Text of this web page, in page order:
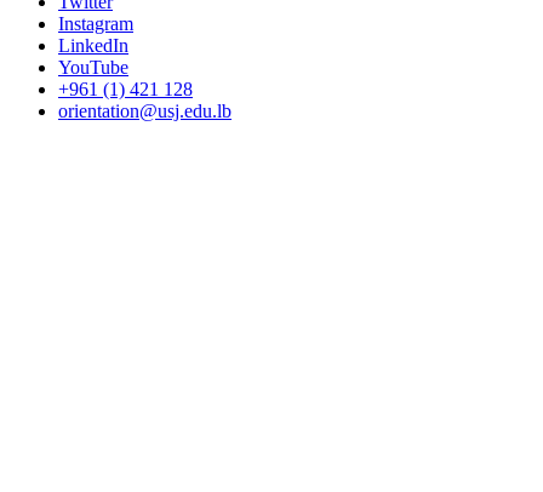
Instagram
LinkedIn
YouTube
+961 (1) 421 128
orientation@usj.edu.lb